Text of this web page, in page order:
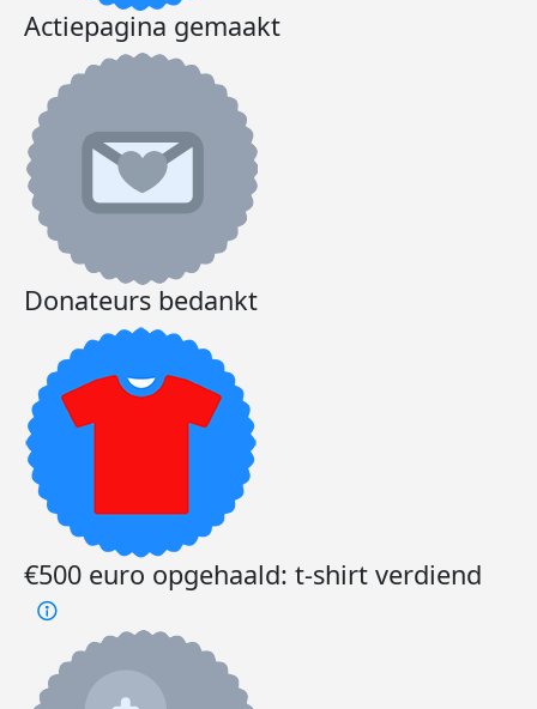
Actiepagina gemaakt
Donateurs bedankt
€500 euro opgehaald: t-shirt verdiend